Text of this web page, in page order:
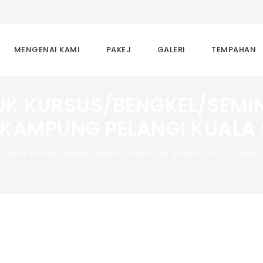
MENGENAI KAMI PAKEJ GALERI TEMPAHAN